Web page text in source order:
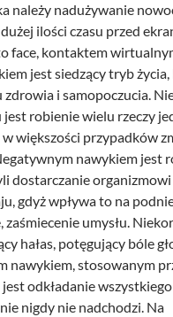
należy nadużywanie
ilości czasu przed
face, kontaktem
jest siedzący tryb
zdrowia i samopoczucia.
robienie wielu rzeczy
większości przypadków
nawykiem jest
dostarczanie
gdyż wpływa to na
umysłu.
hałas, potęgujący bóle
nawykiem, stosowanym
odkładanie
nigdy nie nadchodzi. Na